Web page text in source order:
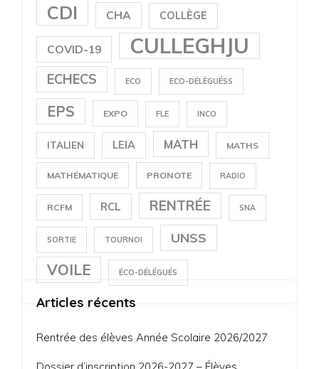
CDI CHA COLLÈGE
COVID-19 CULLEGHJU
ECHECS ECO ECO-DÉLÈGUÉSS
EPS EXPO FLE INCO
ITALIEN LEIA MATH MATHS
MATHÉMATIQUE PRONOTE RADIO
RCFM RCL RENTRÉE SNA
SORTIE TOURNOI UNSS
VOILE ÉCO-DÉLÉGUÉS
Articles récents
Rentrée des élèves Année Scolaire 2026/2027
Dossier d’inscription 2026-2027 – Élèves